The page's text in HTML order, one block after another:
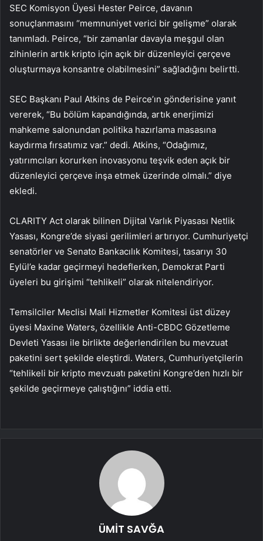
SEC Komisyon Üyesi Hester Peirce, davanın
sonuçlanmasını “memnuniyet verici bir gelişme” olarak
tanımladı. Peirce, “bir zamanlar davayla meşgul olan
zihinlerin artık kripto için açık bir düzenleyici çerçeve
oluşturmaya konsantre olabilmesini” sağladığını belirtti.
SEC Başkanı Paul Atkins de Peirce’ın gönderisine yanıt
vererek, “Bu bölüm kapandığında, artık enerjimizi
mahkeme salonundan politika hazırlama masasına
kaydırma fırsatımız var.” dedi. Atkins, “Odağımız,
yatırımcıları korurken inovasyonu teşvik eden açık bir
düzenleyici çerçeve inşa etmek üzerinde olmalı.” diye
ekledi.
CLARITY Act olarak bilinen Dijital Varlık Piyasası Netlik
Yasası, Kongre’de siyasi gerilimleri artırıyor. Cumhuriyetçi
senatörler ve Senato Bankacılık Komitesi, tasarıyı 30
Eylül’e kadar geçirmeyi hedeflerken, Demokrat Parti
üyeleri bu girişimi “tehlikeli” olarak nitelendiriyor.
Temsilciler Meclisi Mali Hizmetler Komitesi üst düzey
üyesi Maxine Waters, özellikle Anti-CBDC Gözetleme
Devleti Yasası ile birlikte değerlendirilen bu mevzuat
paketini sert şekilde eleştirdi. Waters, Cumhuriyetçilerin
“tehlikeli bir kripto mevzuatı paketini Kongre’den hızlı bir
şekilde geçirmeye çalıştığını” iddia etti.
ÜMİT SAVĞA